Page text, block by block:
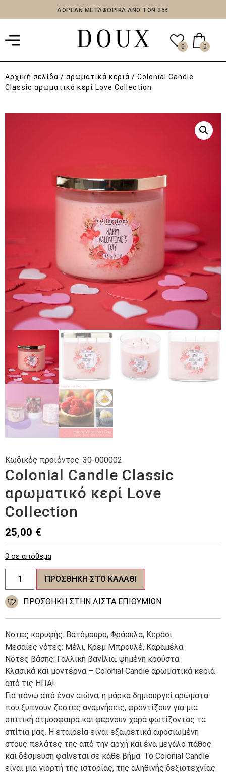
ΔΩΡΕΑΝ ΜΕΤΑΦΟΡΙΚΑ ΑΝΩ ΤΩΝ 25€
0 0
Αρχική σελίδα / αρωματικά κεριά / Colonial Candle
Classic αρωματικό κερί Love Collection
Colonial Candle Classic
αρωματικό κερί Love
Collection
25,00 €
Νότες κορυφής: Βατόμουρο, Φράουλα, Κεράσι
Μεσαίες νότες: Μέλι, Κρεμ Μπρουλέ, Καραμέλα
Νότες βάσης: Γαλλική βανίλια, ψημένη κρούστα
Κλασικά και μοντέρνα – Colonial Candle αρωματικά κεριά
από τις ΗΠΑ!
Για πάνω από έναν αιώνα, η μάρκα δημιουργεί αρώματα
που ξυπνούν ζεστές αναμνήσεις, φροντίζουν για μια
σπιτική ατμόσφαιρα και φέρνουν χαρά φωτίζοντας τα
σπίτια μας. Η εταιρεία είναι εξαιρετικά αφοσιωμένη
στους πελάτες της από την αρχή και ένα μεγάλο πάθος
και δέσμευση φαίνεται σε κάθε βήμα. Το Colonial Candle
είναι μια γιορτή της ιστορίας, της αληθινής δεξιοτεχνίας
3 σε απόθεμα
Colonial
Candle
Classic
αρωματικό
κερί
Collection
ποσότητα
ΠΡΟΣΘΉΚΗ ΣΤΟ ΚΑΛΆΘΙ
ΠΡΌΣΘΉΚΗ ΣΤΗΝ ΛΊΣΤΑ ΕΠΙΘΥΜΙΏΝ
Κωδικός προϊόντος: 30-000002